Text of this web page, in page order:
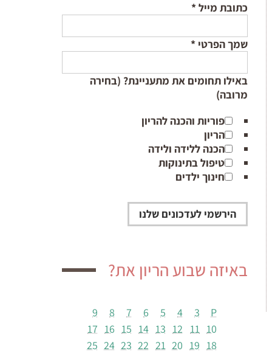
כתובת מייל*
שמך הפרטי *
באילו תחומים את מתעניינת? (בחירה
מרובה)
פוריות והכנה להריון
הריון
הכנה ללידה ולידה
טיפול בתינוקות
חינוך ילדים
באיזה שבוע הריון את?
P
3
4
5
6
7
8
9
10
11
12
13
14
15
16
17
18
19
20
21
22
23
24
25